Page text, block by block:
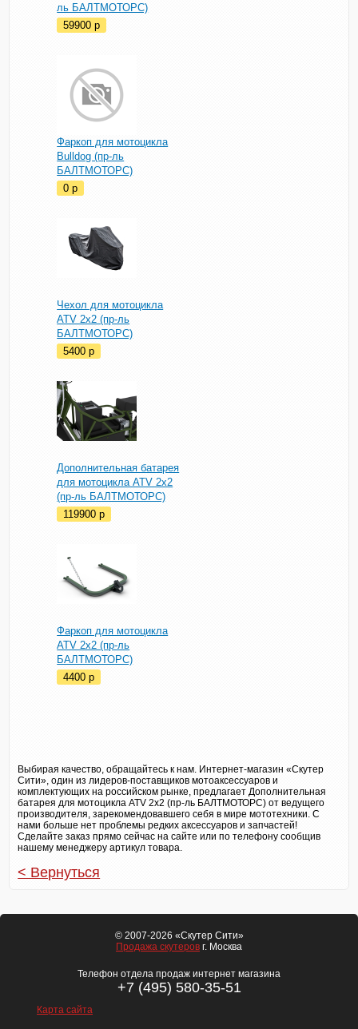
ль БАЛТМОТОРС)
59900p
Фаркоп для мотоцикла
Bulldog (пр-ль
БАЛТМОТОРС)
0p
Чехол для мотоцикла
ATV 2х2 (пр-ль
БАЛТМОТОРС)
5400p
Дополнительная батарея
для мотоцикла ATV 2х2
(пр-ль БАЛТМОТОРС)
119900p
Фаркоп для мотоцикла
ATV 2х2 (пр-ль
БАЛТМОТОРС)
4400p
Выбирая качество, обращайтесь к нам. Интернет-магазин «Скутер
Сити», один из лидеров-поставщиков мотоаксессуаров и
комплектующих на российском рынке, предлагает Дополнительная
батарея для мотоцикла ATV 2х2 (пр-ль БАЛТМОТОРС) от ведущего
производителя, зарекомендовавшего себя в мире мототехники. С
нами больше нет проблемы редких аксессуаров и запчастей!
Сделайте заказ прямо сейчас на сайте или по телефону сообщив
нашему менеджеру артикул товара.
< Вернуться
© 2007-2026 «Скутер Сити»
Продажа скутеров г. Москва
Телефон отдела продаж интернет магазина
+7 (495) 580-35-51
Карта сайта